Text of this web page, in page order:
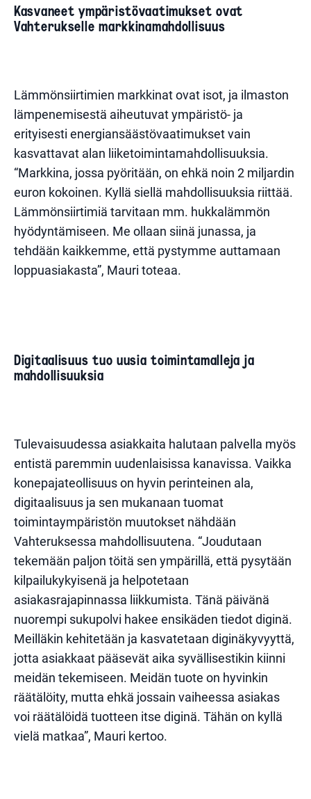
Kasvaneet ympäristövaatimukset ovat
Vahterukselle markkinamahdollisuus
Lämmönsiirtimien markkinat ovat isot, ja ilmaston
lämpenemisestä aiheutuvat ympäristö- ja
erityisesti energiansäästövaatimukset vain
kasvattavat alan liiketoimintamahdollisuuksia.
“Markkina, jossa pyöritään, on ehkä noin 2 miljardin
euron kokoinen. Kyllä siellä mahdollisuuksia riittää.
Lämmönsiirtimiä tarvitaan mm. hukkalämmön
hyödyntämiseen. Me ollaan siinä junassa, ja
tehdään kaikkemme, että pystymme auttamaan
loppuasiakasta”, Mauri toteaa.
Digitaalisuus tuo uusia toimintamalleja ja
mahdollisuuksia
Tulevaisuudessa asiakkaita halutaan palvella myös
entistä paremmin uudenlaisissa kanavissa. Vaikka
konepajateollisuus on hyvin perinteinen ala,
digitaalisuus ja sen mukanaan tuomat
toimintaympäristön muutokset nähdään
Vahteruksessa mahdollisuutena. “Joudutaan
tekemään paljon töitä sen ympärillä, että pysytään
kilpailukykyisenä ja helpotetaan
asiakasrajapinnassa liikkumista. Tänä päivänä
nuorempi sukupolvi hakee ensikäden tiedot diginä.
Meilläkin kehitetään ja kasvatetaan diginäkyvyyttä,
jotta asiakkaat pääsevät aika syvällisestikin kiinni
meidän tekemiseen. Meidän tuote on hyvinkin
räätälöity, mutta ehkä jossain vaiheessa asiakas
voi räätälöidä tuotteen itse diginä. Tähän on kyllä
vielä matkaa”, Mauri kertoo.